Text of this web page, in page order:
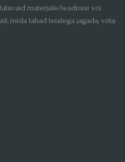
materjale/teadmisi või
mida tahad teistega jagada, võta